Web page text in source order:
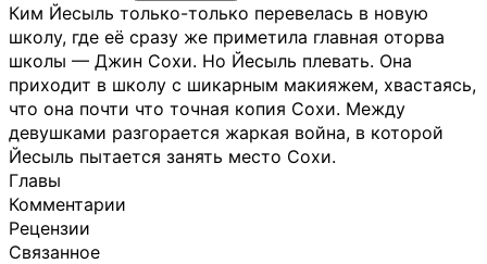
Ким Йесыль только-только перевелась в новую
школу, где её сразу же приметила главная оторва
школы — Джин Сохи. Но Йесыль плевать. Она
приходит в школу с шикарным макияжем, хвастаясь,
что она почти что точная копия Сохи. Между
девушками разгорается жаркая война, в которой
Йесыль пытается занять место Сохи.
Главы
Комментарии
Рецензии
Связанное